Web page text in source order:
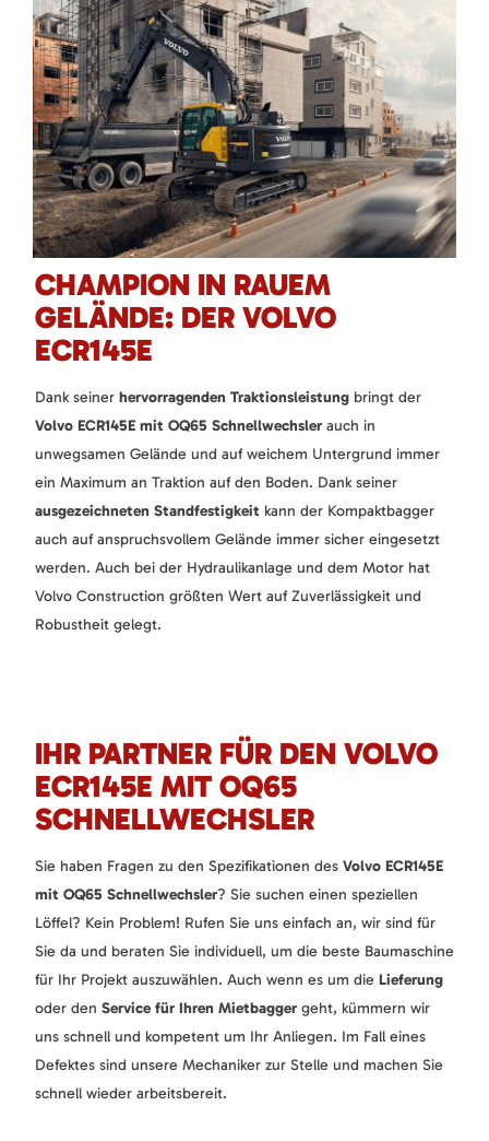
CHAMPION IN RAUEM
GELÄNDE: DER VOLVO
ECR145E
Dank seiner hervorragenden Traktionsleistung bringt der
Volvo ECR145E mit OQ65 Schnellwechsler auch in
unwegsamen Gelände und auf weichem Untergrund immer
ein Maximum an Traktion auf den Boden. Dank seiner
ausgezeichneten Standfestigkeit kann der Kompaktbagger
auch auf anspruchsvollem Gelände immer sicher eingesetzt
werden. Auch bei der Hydraulikanlage und dem Motor hat
Volvo Construction größten Wert auf Zuverlässigkeit und
Robustheit gelegt.
IHR PARTNER FÜR DEN VOLVO
ECR145E MIT OQ65
SCHNELLWECHSLER
Sie haben Fragen zu den Spezifikationen des Volvo ECR145E
mit OQ65 Schnellwechsler? Sie suchen einen speziellen
Löffel? Kein Problem! Rufen Sie uns einfach an, wir sind für
Sie da und beraten Sie individuell, um die beste Baumaschine
für Ihr Projekt auszuwählen. Auch wenn es um die Lieferung
oder den Service für Ihren Mietbagger geht, kümmern wir
uns schnell und kompetent um Ihr Anliegen. Im Fall eines
Defektes sind unsere Mechaniker zur Stelle und machen Sie
schnell wieder arbeitsbereit.